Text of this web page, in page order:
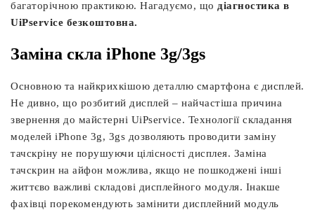
багаторічною практикою. Нагадуємо, що діагностика в
UiPservice безкоштовна.
Заміна скла iPhone 3g/3gs
Основною та найкрихкішою деталлю смартфона є дисплей.
Не дивно, що розбитий дисплей – найчастіша причина
звернення до майстерні UiPservice. Технології складання
моделей iPhone 3g, 3gs дозволяють проводити заміну
тачскріну не порушуючи цілісності дисплея. Заміна
тачскрин на айфон можлива, якщо не пошкоджені інші
життєво важливі складові дисплейного модуля. Інакше
фахівці порекомендують замінити дисплейний модуль